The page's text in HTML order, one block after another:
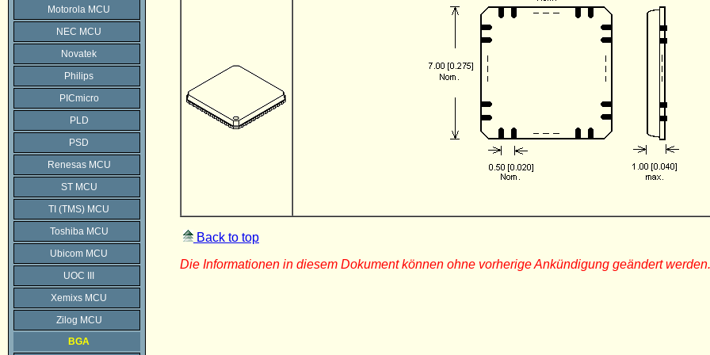
Motorola MCU
NEC MCU
Novatek
Philips
PICmicro
PLD
PSD
Renesas MCU
ST MCU
TI (TMS) MCU
Toshiba MCU
Ubicom MCU
UOC III
Xemixs MCU
Zilog MCU
BGA
Back to top
Die Informationen in diesem Dokument können ohne vorherige Ankündigung geändert werden.